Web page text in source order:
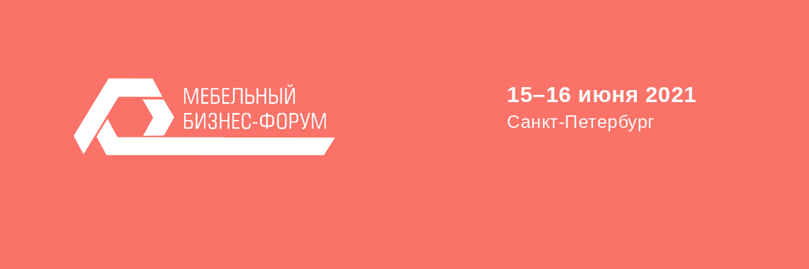
15–16 июня 2021
Санкт-Петербург